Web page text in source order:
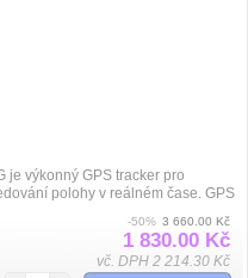
je výkonný GPS tracker pro
polohy v reálném čase. GPS
-50% 3 660.00 Kč
1 830.00 Kč
vč. DPH 2 214.30 Kč